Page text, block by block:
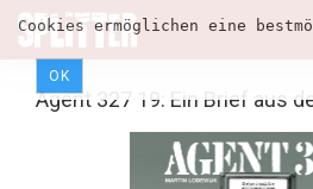
Cookies ermöglichen eine
OK
Agent 327 19: Ein Brief aus